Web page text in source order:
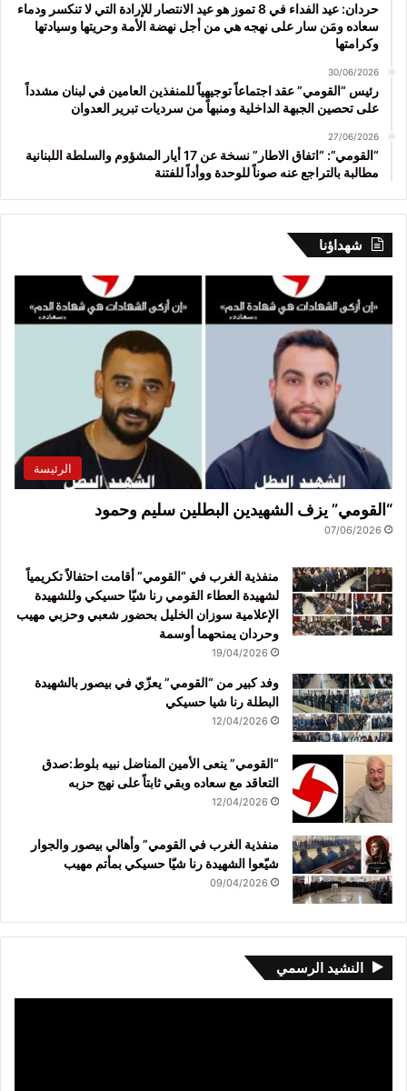
حردان: عيد الفداء في 8 تموز هو عيد الانتصار للإرادة التي لا تنكسر ودماء
سعاده ومَن سار على نهجه هي من أجل نهضة الأمة وحريتها وسيادتها
وكرامتها
30/06/2026
رئيس “القومي” عقد اجتماعاً توجيهياً للمنفذين العامين في لبنان مشدداً
على تحصين الجبهة الداخلية ومنبهاً من سرديات تبرير العدوان
27/06/2026
“القومي”: “اتفاق الاطار” نسخة عن 17 أيار المشؤوم والسلطة اللبنانية
مطالبة بالتراجع عنه صوناً للوحدة ووأداً للفتنة
شهداؤنا
الرئيسة
“القومي” يزف الشهيدين البطلين سليم وحمود
07/06/2026
منفذية الغرب في “القومي” أقامت احتفالاً تكريمياً
لشهيدة العطاء القومي رنا شيّا حسيكي وللشهيدة
الإعلامية سوزان الخليل بحضور شعبي وحزبي مهيب
وحردان يمنحهما أوسمة
19/04/2026
وفد كبير من “القومي” يعزّي في بيصور بالشهيدة
البطلة رنا شيا حسيكي
12/04/2026
“القومي” ينعى الأمين المناضل نبيه بلوط:صدق
التعاقد مع سعاده وبقي ثابتاً على نهج حزبه
12/04/2026
منفذية الغرب في القومي” وأهالي بيصور والجوار
شيّعوا الشهيدة رنا شيّا حسيكي بمأتم مهيب
09/04/2026
النشيد الرسمي